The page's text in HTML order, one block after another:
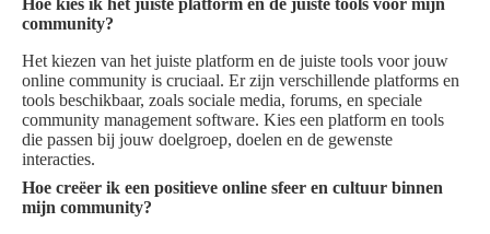
Hoe kies ik het juiste platform en de juiste tools voor mijn
community?
Het kiezen van het juiste platform en de juiste tools voor jouw
online community is cruciaal. Er zijn verschillende platforms en
tools beschikbaar, zoals sociale media, forums, en speciale
community management software. Kies een platform en tools
die passen bij jouw doelgroep, doelen en de gewenste
interacties.
Hoe creëer ik een positieve online sfeer en cultuur binnen
mijn community?